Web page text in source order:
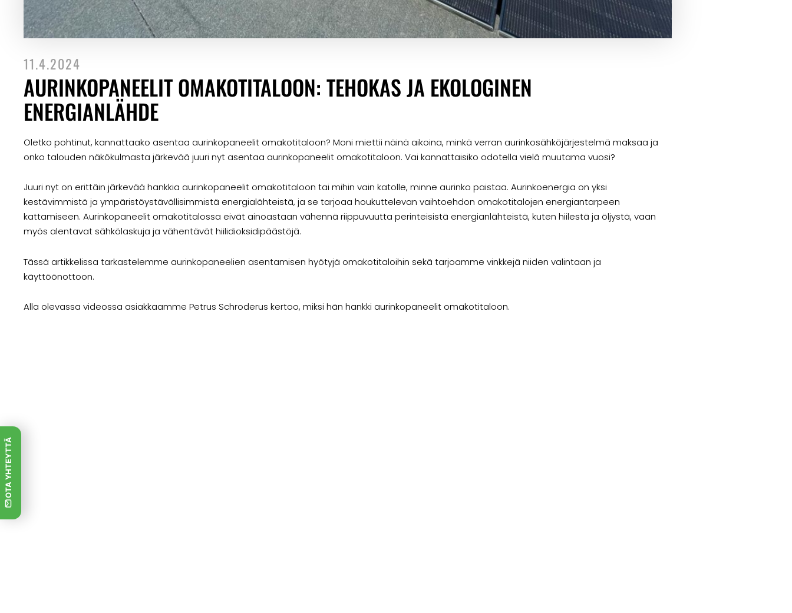
11.4.2024
AURINKOPANEELIT OMAKOTITALOON: TEHOKAS JA EKOLOGINEN
ENERGIANLÄHDE
Oletko pohtinut, kannattaako asentaa aurinkopaneelit omakotitaloon? Moni miettii näinä aikoina, minkä verran aurinkosähköjärjestelmä maksaa ja
onko talouden näkökulmasta järkevää juuri nyt asentaa aurinkopaneelit omakotitaloon. Vai kannattaisiko odotella vielä muutama vuosi?
Juuri nyt on erittäin järkevää hankkia aurinkopaneelit omakotitaloon tai mihin vain katolle, minne aurinko paistaa. Aurinkoenergia on yksi
kestävimmistä ja ympäristöystävällisimmistä energialähteistä, ja se tarjoaa houkuttelevan vaihtoehdon omakotitalojen energiantarpeen
kattamiseen. Aurinkopaneelit omakotitalossa eivät ainoastaan vähennä riippuvuutta perinteisistä energianlähteistä, kuten hiilestä ja öljystä, vaan
myös alentavat sähkölaskuja ja vähentävät hiilidioksidipäästöjä.
Tässä artikkelissa tarkastelemme aurinkopaneelien asentamisen hyötyjä omakotitaloihin sekä tarjoamme vinkkejä niiden valintaan ja
käyttöönottoon.
Alla olevassa videossa asiakkaamme Petrus Schroderus kertoo, miksi hän hankki aurinkopaneelit omakotitaloon.
OTA YHTEYTTÄ